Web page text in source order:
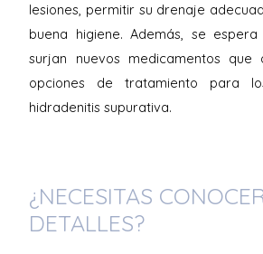
lesiones, permitir su drenaje
buena higiene. Además, se
surjan nuevos medicamentos que
opciones de tratamiento para
hidradenitis supurativa.
¿NECESITAS
DETALLES?